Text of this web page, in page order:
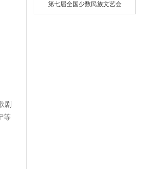
剧
等
第七届全国少数民族文艺会